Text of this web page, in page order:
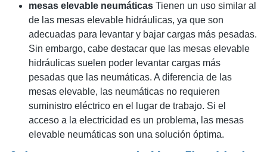
mesas elevable neumáticas Tienen un uso similar al
de las mesas elevable hidráulicas, ya que son
adecuadas para levantar y bajar cargas más pesadas.
Sin embargo, cabe destacar que las mesas elevable
hidráulicas suelen poder levantar cargas más
pesadas que las neumáticas. A diferencia de las
mesas elevable, las neumáticas no requieren
suministro eléctrico en el lugar de trabajo. Si el
acceso a la electricidad es un problema, las mesas
elevable neumáticas son una solución óptima.